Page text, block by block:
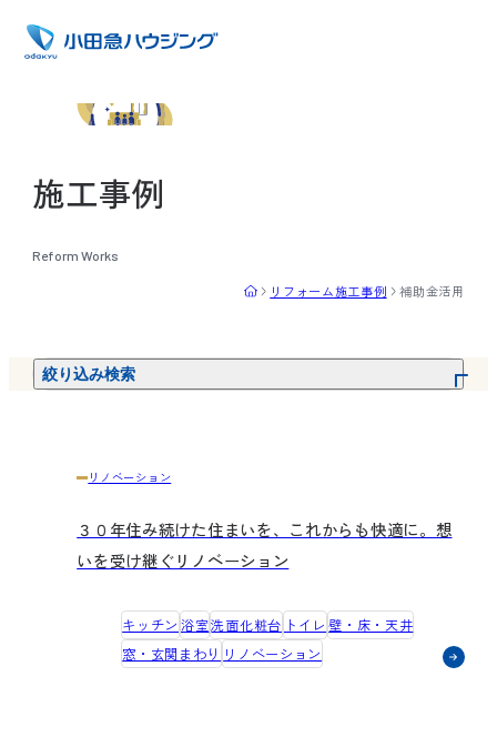
施工事例
リフォーム施工事例 補助金活用
絞り込み検索
リノベーション
３０年住み続けた住まいを、これからも快適に。想
いを受け継ぐリノベーション
キッチン 浴室洗面化粧台 トイレ 壁・床・天井
窓・玄関まわり リノベーション